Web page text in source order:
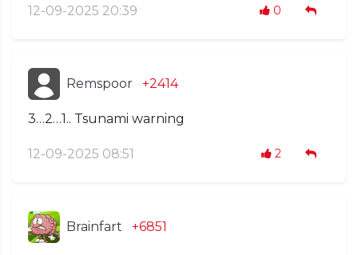
12-09-2025 20:39 0
Remspoor +2414
3…2…1.. Tsunami warning
12-09-2025 08:51 2
Brainfart +6851